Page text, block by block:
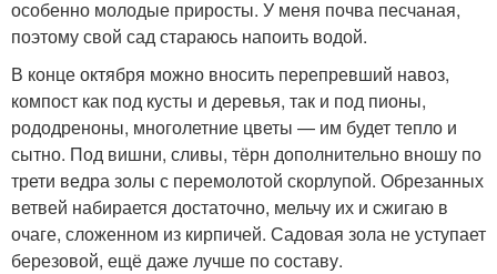
особенно молодые приросты. У меня почва песчаная,
поэтому свой сад стараюсь напоить водой.
В конце октября можно вносить перепревший навоз,
компост как под кусты и деревья, так и под пионы,
рододреноны, многолетние цветы — им будет тепло и
сытно. Под вишни, сливы, тёрн дополнительно вношу по
трети ведра золы с перемолотой скорлупой. Обрезанных
ветвей набирается достаточно, мельчу их и сжигаю в
очаге, сложенном из кирпичей. Садовая зола не уступает
березовой, ещё даже лучше по составу.